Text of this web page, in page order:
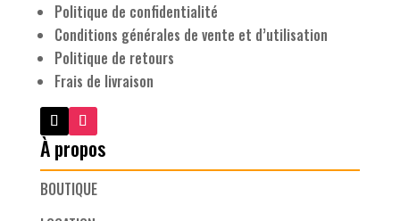
Politique de confidentialité
Conditions générales de vente et d’utilisation
Politique de retours
Frais de livraison
À propos
BOUTIQUE